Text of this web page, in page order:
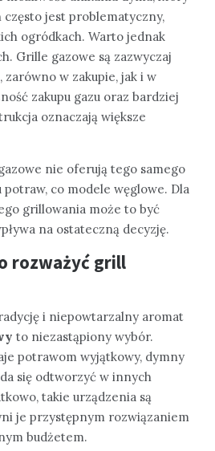
jest problematyczny,
ogródkach. Warto jednak
Grille gazowe są zazwyczaj
w zakupie, jak i w
zakupu gazu oraz bardziej
oznaczają większe
nie oferują tego samego
co modele węglowe. Dla
grillowania może to być
na ostateczną decyzję.
rozważyć grill
i niepowtarzalny aromat
to niezastąpiony wybór.
potrawom wyjątkowy, dymny
się odtworzyć w innych
takie urządzenia są
je przystępnym rozwiązaniem
budżetem.